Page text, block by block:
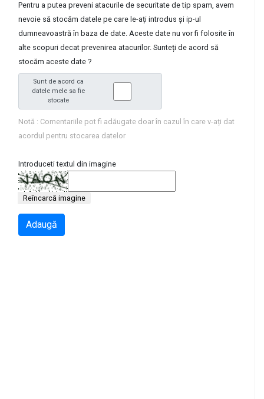
Pentru a putea preveni atacurile de securitate de tip spam, avem
nevoie să stocăm datele pe care le-ați introdus și ip-ul
dumneavoastră în baza de date. Aceste date nu vor fi folosite în
alte scopuri decat prevenirea atacurilor. Sunteți de acord să
stocăm aceste date ?
Sunt de acord ca
datele mele sa fie
stocate
Notă : Comentariile pot fi adăugate doar în cazul în care v-ați dat
acordul pentru stocarea datelor
Introduceti textul din imagine
Reîncarcă imagine
Adaugă